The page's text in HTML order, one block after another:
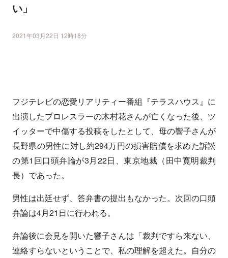
い」
2021年03月22日 12時18分
フジテレビの恋愛リアリティー番組『テラスハウス』に
出演したプロレスラーの木村花さんが亡くなった後、ツ
イッターで中傷する投稿をしたとして、母の響子さんが
長野県の男性に対し約294万円の損害賠償を求めた訴訟
の第1回口頭弁論が3月22日、東京地裁（田中寛明裁判
長）であった。
男性は出廷せず、答弁書の提出もなかった。次回の口頭
弁論は4月21日に行われる。
弁論後に会見を開いた響子さんは「裁判ですら来ない、
連絡すらないということで、私の理解を超えた。自分の